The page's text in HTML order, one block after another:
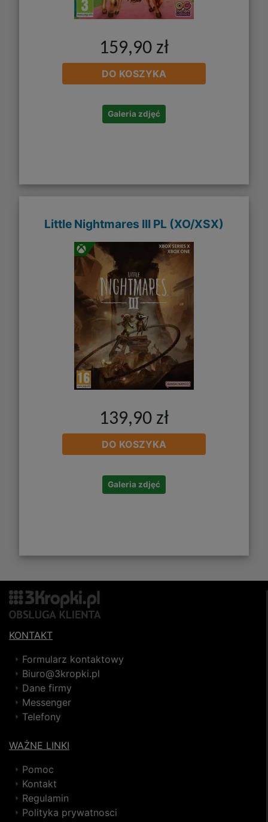
159,90 zł
DO KOSZYKA
Galeria zdjęć
Little Nightmares III PL (XO/XSX)
139,90 zł
DO KOSZYKA
Galeria zdjęć
KONTAKT
Formularz kontaktowy
Biuro@3kropki.pl
Dane firmy
Messenger
Telefony
WAŻNE LINKI
Pomoc
Kontakt
Regulamin
Polityka prywatnosci